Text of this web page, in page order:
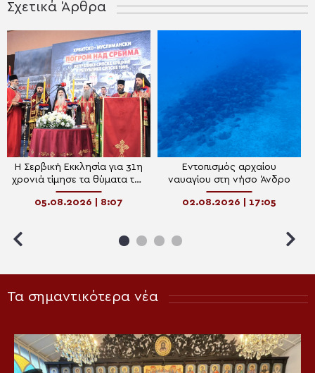
Σχετικά Άρθρα
Η Σερβική Εκκλησία για 31η
χρονιά τίμησε τα θύματα της
“Καταιγίδας” – Το μήνυμα
ειρήνης, σεβασμού και
05.08.2026 | 8:07
Εντοπισμός αρχαίου
ναυαγίου στη νήσο Άνδρο
02.08.2026 | 17:05
Τα σημαντικότερα νέα